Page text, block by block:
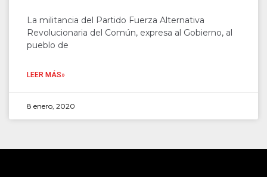
La militancia del Partido Fuerza Alternativa
Revolucionaria del Común, expresa al Gobierno, al
pueblo de
LEER MÁS»
8 enero, 2020